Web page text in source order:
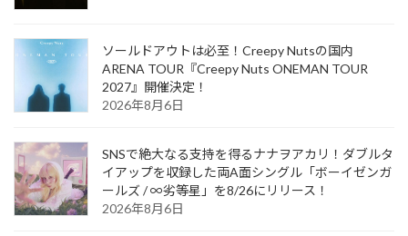
ソールドアウトは必至！Creepy Nutsの国内
ARENA TOUR『Creepy Nuts ONEMAN TOUR
2027』開催決定！
2026年8月6日
SNSで絶大なる支持を得るナナヲアカリ！ダブルタ
イアップを収録した両A面シングル「ボーイゼンガ
ールズ / ∞劣等星」を8/26にリリース！
2026年8月6日